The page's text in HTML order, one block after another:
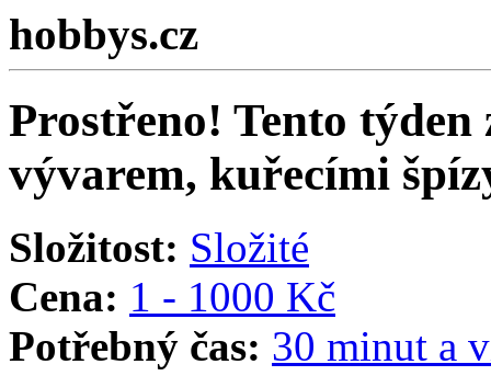
hobbys.cz
Prostřeno! Tento
vývarem, kuřecími
Složitost: Složité
Cena: 1 - 1000 Kč
Potřebný čas: 30 minut a